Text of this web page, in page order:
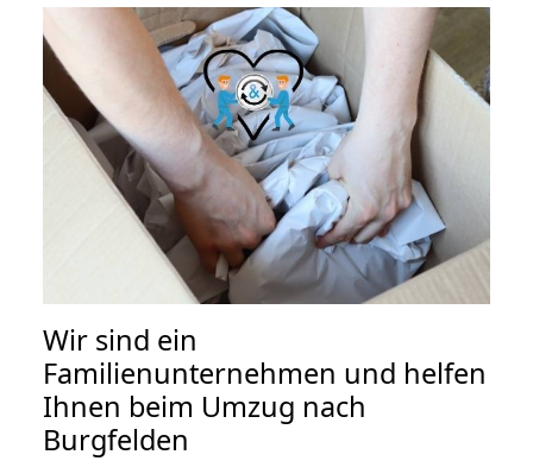
Wir sind ein
Familienunternehmen und helfen
Ihnen beim Umzug nach
Burgfelden